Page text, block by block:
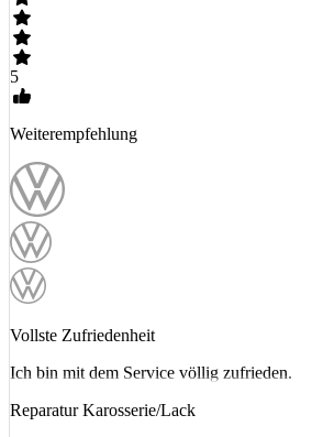
5
Weiterempfehlung
Vollste Zufriedenheit
Ich bin mit dem Service völlig zufrieden.
Reparatur Karosserie/Lack